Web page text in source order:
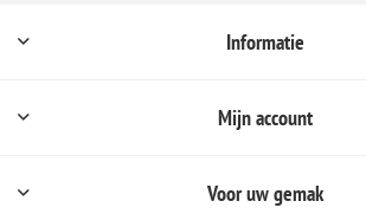
Informatie
Mijn account
Voor uw gemak